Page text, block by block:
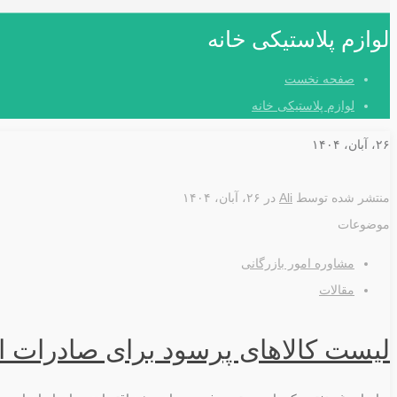
لوازم پلاستیکی خانه
صفحه نخست
لوازم پلاستیکی خانه
۲۶، آبان، ۱۴۰۴
منتشر شده توسط Ali در
۲۶، آبان، ۱۴۰۴
موضوعات
مشاوره امور بازرگانی
مقالات
لیست کالاهای پرسود برای صادرات